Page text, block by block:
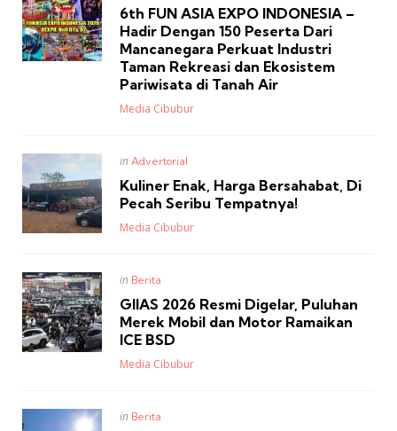
in
6th FUN ASIA EXPO INDONESIA –
Hadir Dengan 150 Peserta Dari
Mancanegara Perkuat Industri
Taman Rekreasi dan Ekosistem
Pariwisata di Tanah Air
Posted
Media Cibubur
Posted
in Advertorial
Kuliner Enak, Harga Bersahabat, Di
Pecah Seribu Tempatnya!
Posted
Media Cibubur
Posted
in Berita
GIIAS 2026 Resmi Digelar, Puluhan
Merek Mobil dan Motor Ramaikan
ICE BSD
Posted
Media Cibubur
Posted
in Berita